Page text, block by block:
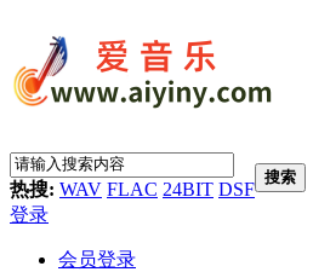
热搜: WAV FLAC 24BIT DSF
搜索
登录
会员登录